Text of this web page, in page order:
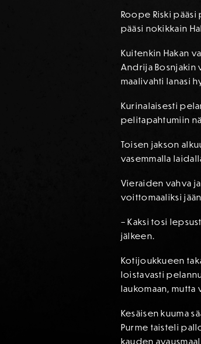
Roope Riski
pääsi nokikkain
Kuitenkin Hakan
Andrija Bosnjakin
maalivahti lanasi
Kurinalaisesti
pelitapahtumiin
Toisen jakson
vasemmalla
Vieraiden vahva
voittomaaliksi
– Kaksi tosi
jälkeen.
Kotijoukkueen
loistavasti
laukomaan, mutta
Kesäisen kuuma
Purme taisteli
kauden